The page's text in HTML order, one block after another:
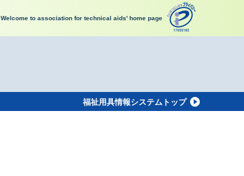
Welcome to association for technical aids' home page
福祉用具情報システムトップ